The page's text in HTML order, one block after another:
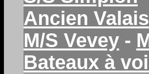
Ancien Valais
M/S Vevey -
Bateaux à